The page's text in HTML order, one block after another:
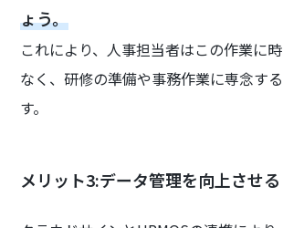
ょう。
これにより、人事担当者はこの作業に
なく、研修の準備や事務作業に専念す
す。
メリット3:データ管理を向上させる